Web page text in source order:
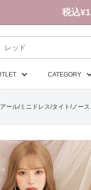
税込
CATEGORY
ール/ミニドレス/タイト/ノース...